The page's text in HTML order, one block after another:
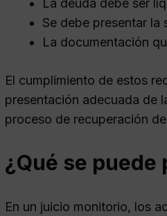
La deuda debe ser
Se debe presentar
La documentación
El cumplimiento de estos
presentación adecuada de
proceso de recuperación
¿Qué se
En un juicio monitorio, los